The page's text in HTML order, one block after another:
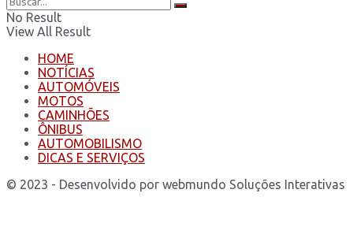
No Result
View All Result
HOME
NOTÍCIAS
AUTOMÓVEIS
MOTOS
CAMINHÕES
ÔNIBUS
AUTOMOBILISMO
DICAS E SERVIÇOS
© 2023 - Desenvolvido por webmundo Soluções Interativas